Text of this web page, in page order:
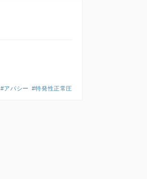
#アパシー #特発性正常圧